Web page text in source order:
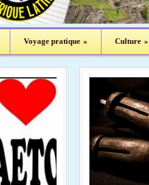
Voyage pratique » Culture »